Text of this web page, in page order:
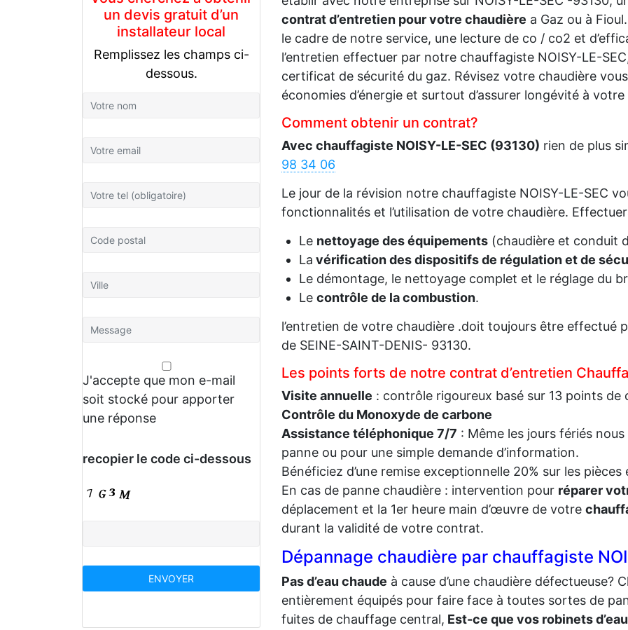
un devis gratuit d’un
installateur local
Remplissez les champs ci-
dessous.
J'accepte que mon e-mail
soit stocké pour apporter
une réponse
recopier le code ci-dessous
contrat d’entretien pour votre chaudière a Gaz ou à
le cadre de notre service, une lecture de co / co2 et
l’entretien effectuer par notre chauffagiste NOISY-LE-
certificat de sécurité du gaz. Révisez votre chaudière
économies d’énergie et surtout d’assurer longévité à
Comment obtenir un contrat?
Avec chauffagiste NOISY-LE-SEC (93130) rien de plus
98 34 06
Le jour de la révision notre chauffagiste NOISY-LE-SEC
fonctionnalités et l’utilisation de votre chaudière.
Le nettoyage des équipements(chaudière et conduit
La vérification des dispositifs de régulation et de
Le démontage, le nettoyage complet et le réglage du
Le contrôle de la combustion.
l’entretien de votre chaudière .doit toujours être effectué
de SEINE-SAINT-DENIS- 93130.
Les points forts de notre contrat d’entretien
Visite annuelle : contrôle rigoureux basé sur 13 points de
Contrôle du Monoxyde de carbone
Assistance téléphonique 7/7 : Même les jours fériés
panne ou pour une simple demande d’information.
Bénéficiez d’une remise exceptionnelle 20% sur les
En cas de panne chaudière : intervention pour réparer
déplacement et la 1er heure main d’œuvre de votre
durant la validité de votre contrat.
Dépannage chaudière par chauffagiste
Pas d’eau chaude à cause d’une chaudière défectueuse?
entièrement équipés pour faire face à toutes sortes de
fuites de chauffage central, Est-ce que vos robinets